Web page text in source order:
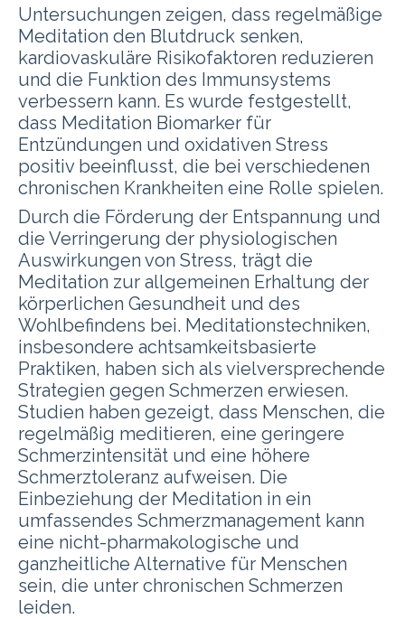
Untersuchungen zeigen, dass regelmäßige
Meditation den Blutdruck senken,
kardiovaskuläre Risikofaktoren reduzieren
und die Funktion des Immunsystems
verbessern kann. Es wurde festgestellt,
dass Meditation Biomarker für
Entzündungen und oxidativen Stress
positiv beeinflusst, die bei verschiedenen
chronischen Krankheiten eine Rolle spielen.
Durch die Förderung der Entspannung und
die Verringerung der physiologischen
Auswirkungen von Stress, trägt die
Meditation zur allgemeinen Erhaltung der
körperlichen Gesundheit und des
Wohlbefindens bei. Meditationstechniken,
insbesondere achtsamkeitsbasierte
Praktiken, haben sich als vielversprechende
Strategien gegen Schmerzen erwiesen.
Studien haben gezeigt, dass Menschen, die
regelmäßig meditieren, eine geringere
Schmerzintensität und eine höhere
Schmerztoleranz aufweisen. Die
Einbeziehung der Meditation in ein
umfassendes Schmerzmanagement kann
eine nicht-pharmakologische und
ganzheitliche Alternative für Menschen
sein, die unter chronischen Schmerzen
leiden.